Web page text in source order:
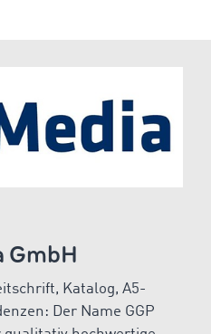
GmbH
Katalog, A5-
Der Name GGP